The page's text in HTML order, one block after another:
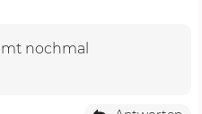
nochmal